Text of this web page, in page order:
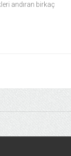
andıran birkaç